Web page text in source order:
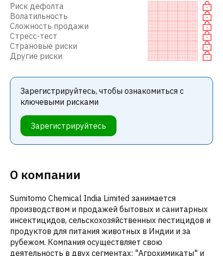
Риск дефолта
Волатильность
Сложность продажи
Стресс-тест
Страновые риски
Другие риски
Зарегистрируйтесь, чтобы ознакомиться с
ключевыми рисками
Зарегистрируйтесь
О компании
Sumitomo Chemical India Limited занимается
производством и продажей бытовых и санитарных
инсектицидов, сельскохозяйственных пестицидов и
продуктов для питания животных в Индии и за
рубежом. Компания осуществляет свою
деятельность в двух сегментах: "Агрохимикаты" и